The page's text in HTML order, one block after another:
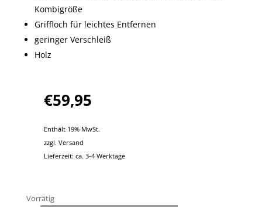
Kombigröße
Griffloch für leichtes Entfernen
geringer Verschleiß
Holz
€59,95
Enthält 19% MwSt.
zzgl. Versand
Lieferzeit: ca. 3-4 Werktage
Vorrätig